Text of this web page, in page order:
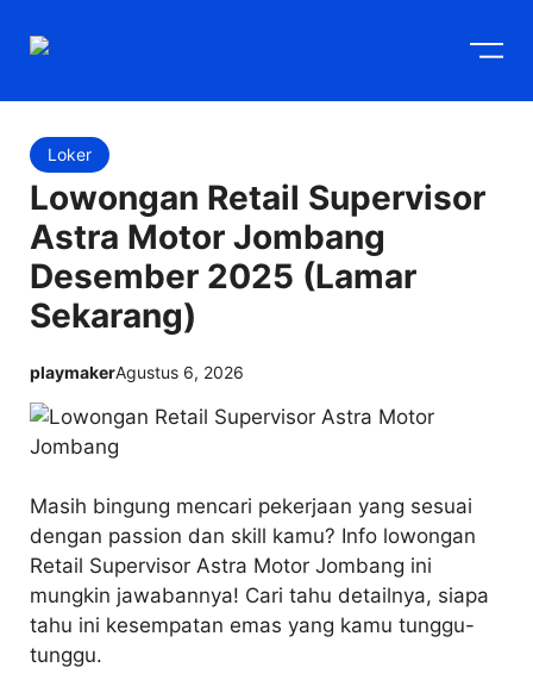
Loker
Lowongan Retail Supervisor
Astra Motor Jombang
Desember 2025 (Lamar
Sekarang)
playmakerAgustus 6, 2026
Masih bingung mencari pekerjaan yang sesuai
dengan passion dan skill kamu? Info lowongan
Retail Supervisor Astra Motor Jombang ini
mungkin jawabannya! Cari tahu detailnya, siapa
tahu ini kesempatan emas yang kamu tunggu-
tunggu.